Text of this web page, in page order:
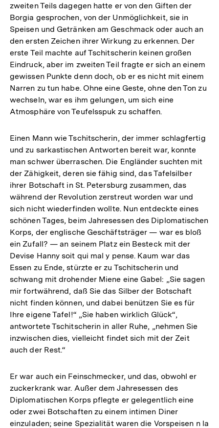
zweiten Teils dagegen hatte er von den Giften der
Borgia gesprochen, von der Unmöglichkeit, sie in
Speisen und Getränken am Geschmack oder auch an
den ersten Zeichen ihrer Wirkung zu erkennen. Der
erste Teil machte auf Tschitscherin keinen großen
Eindruck, aber im zweiten Teil fragte er sich an einem
gewissen Punkte denn doch, ob er es nicht mit einem
Narren zu tun habe. Ohne eine Geste, ohne den Ton zu
wechseln, war es ihm gelungen, um sich eine
Atmosphäre von Teufelsspuk zu schaffen.
Einen Mann wie Tschitscherin, der immer schlagfertig
und zu sarkastischen Antworten bereit war, konnte
man schwer überraschen. Die Engländer suchten mit
der Zähigkeit, deren sie fähig sind, das Tafelsilber
ihrer Botschaft in St. Petersburg zusammen, das
während der Revolution zerstreut worden war und
sich nicht wiederfinden wollte. Nun entdeckte eines
schönen Tages, beim Jahresessen des Diplomatischen
Korps, der englische Geschäftsträger — war es bloß
ein Zufall? — an seinem Platz ein Besteck mit der
Devise Hanny soit qui mal y pense. Kaum war das
Essen zu Ende, stürzte er zu Tschitscherin und
schwang mit drohender Miene eine Gabel: „Sie sagen
mir fortwährend, daß Sie das Silber der Botschaft
nicht finden können, und dabei benützen Sie es für
Ihre eigene Tafel!“ „Sie haben wirklich Glück“,
antwortete Tschitscherin in aller Ruhe, „nehmen Sie
inzwischen dies, vielleicht findet sich mit der Zeit
auch der Rest.“
Er war auch ein Feinschmecker, und das, obwohl er
zuckerkrank war. Außer dem Jahresessen des
Diplomatischen Korps pflegte er gelegentlich eine
oder zwei Botschaften zu einem intimen Diner
einzuladen; seine Spezialität waren die Vorspeisen n la